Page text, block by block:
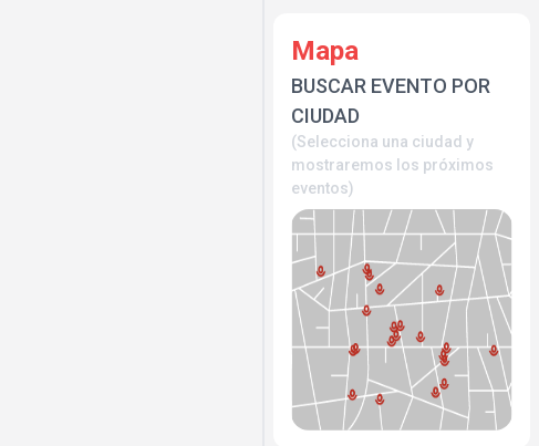
Mapa
BUSCAR EVENTO POR
CIUDAD
(Selecciona una ciudad y
mostraremos los próximos
eventos)